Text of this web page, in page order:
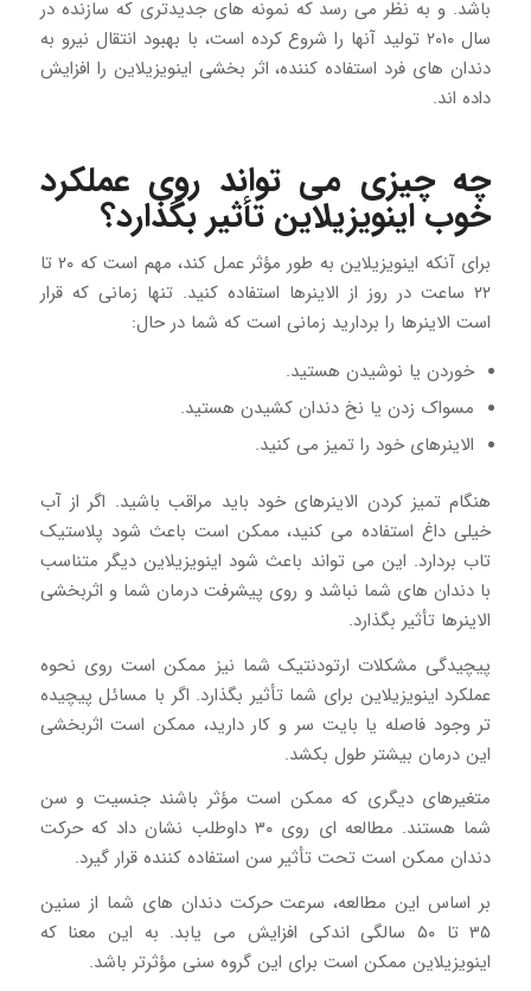
باشد. و به نظر می رسد که نمونه های جدیدتری که سازنده در
سال ۲۰۱۰ تولید آنها را شروع کرده است، با بهبود انتقال نیرو به
دندان های فرد استفاده کننده، اثر بخشی اینویزیلاین را افزایش
داده اند.
چه چیزی می تواند روی عملکرد
خوب اینویزیلاین تأثیر بگذارد؟
برای آنکه اینویزیلاین به طور مؤثر عمل کند، مهم است که ۲۰ تا
۲۲ ساعت در روز از الاینرها استفاده کنید. تنها زمانی که قرار
است الاینرها را بردارید زمانی است که شما در حال:
خوردن یا نوشیدن هستید.
مسواک زدن یا نخ دندان کشیدن هستید.
الاینرهای خود را تمیز می کنید.
هنگام تمیز کردن الاینرهای خود باید مراقب باشید. اگر از آب
خیلی داغ استفاده می کنید، ممکن است باعث شود پلاستیک
تاب بردارد. این می تواند باعث شود اینویزیلاین دیگر متناسب
با دندان های شما نباشد و روی پیشرفت درمان شما و اثربخشی
الاینرها تأثیر بگذارد.
پیچیدگی مشکلات ارتودنتیک شما نیز ممکن است روی نحوه
عملکرد اینویزیلاین برای شما تأثیر بگذارد. اگر با مسائل پیچیده
تر وجود فاصله یا بایت سر و کار دارید، ممکن است اثربخشی
این درمان بیشتر طول بکشد.
متغیرهای دیگری که ممکن است مؤثر باشند جنسیت و سن
شما هستند. مطالعه ای روی ۳۰ داوطلب نشان داد که حرکت
دندان ممکن است تحت تأثیر سن استفاده کننده قرار گیرد.
بر اساس این مطالعه، سرعت حرکت دندان های شما از سنین
۳۵ تا ۵۰ سالگی اندکی افزایش می یابد. به این معنا که
اینویزیلاین ممکن است برای این گروه سنی مؤثرتر باشد.